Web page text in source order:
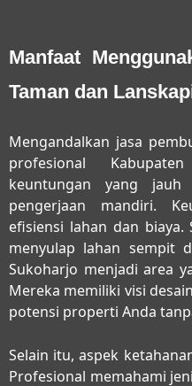
Manfaat
Taman dan
Mengandalkan jasa
profesional
keuntungan yang jauh
pengerjaan mandiri.
efisiensi lahan dan
menyulap lahan sempit
Sukoharjo menjadi area
Mereka memiliki visi
potensi properti Anda
Selain itu, aspek
Profesional memahami